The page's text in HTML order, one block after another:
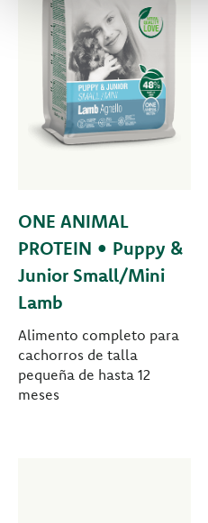
ONE ANIMAL
PROTEIN • Puppy &
Junior Small/Mini
Lamb
Alimento completo para
cachorros de talla
pequeña de hasta 12
meses